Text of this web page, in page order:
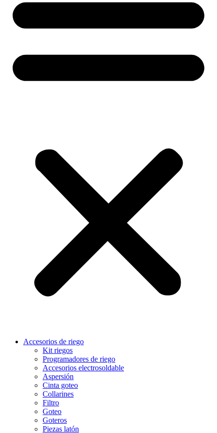
Accesorios de riego
Kit riegos
Programadores de riego
Accesorios electrosoldable
Aspersión
Cinta goteo
Collarines
Filtro
Goteo
Goteros
Piezas latón